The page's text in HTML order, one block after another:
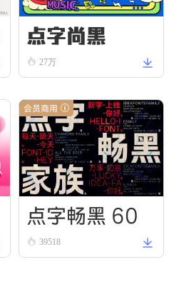
点字尚黑
27万
会员商用
点字畅黑 60
39518